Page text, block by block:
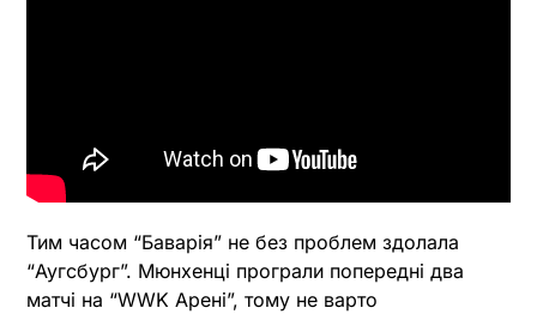
Тим часом “Баварія” не без проблем здолала
“Аугсбург”. Мюнхенці програли попередні два
матчі на “WWK Арені”, тому не варто